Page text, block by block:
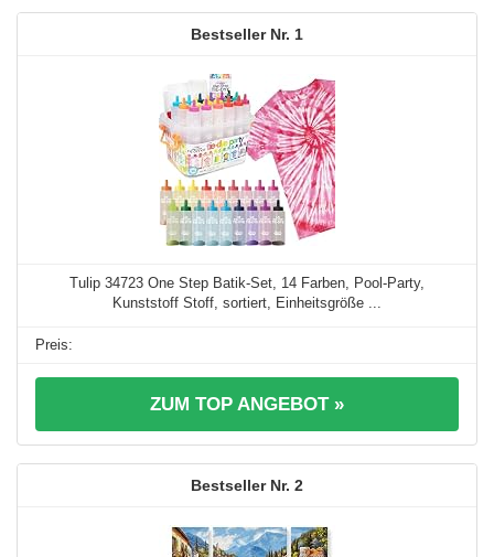
1
Tulip 34723 One Step Batik-Set, 14 Farben, Pool-Party,
Kunststoff Stoff, sortiert, Einheitsgröße ...
ZUM TOP ANGEBOT »
2